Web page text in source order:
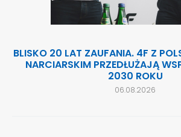
BLISKO 20 LAT ZAUFANIA. 4F Z
NARCIARSKIM PRZEDŁUŻAJĄ
2030 ROKU
06.08.2026